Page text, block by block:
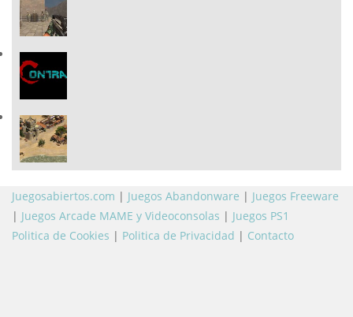
Juegosabiertos.com | Juegos Abandonware | Juegos Freeware
| Juegos Arcade MAME y Videoconsolas | Juegos PS1
Politica de Cookies | Politica de Privacidad | Contacto